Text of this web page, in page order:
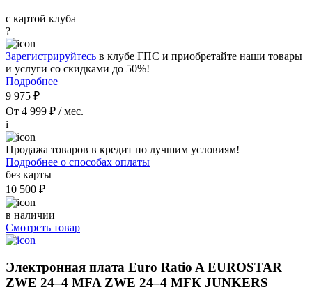
с картой клуба
?
Зарегистрируйтесь в клубе ГПС и приобретайте наши товары
и услуги со скидками до 50%!
Подробнее
9 975 ₽
От 4 999 ₽ / мес.
i
Продажа товаров в кредит по лучшим условиям!
Подробнее о способах оплаты
без карты
10 500 ₽
в наличии
Смотреть товар
Электронная плата Euro Ratio A EUROSTAR
ZWE 24–4 MFA ZWE 24–4 MFК JUNKERS